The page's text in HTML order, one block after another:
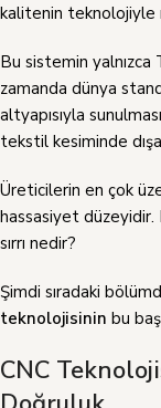
kalitenin teknolojiyle
Bu sistemin yalnızca
zamanda dünya
altyapısıyla
tekstil kesiminde
Üreticilerin en çok
hassasiyet düzeyidir.
sırrı nedir?
Şimdi sıradaki
teknolojisinin bu
CNC